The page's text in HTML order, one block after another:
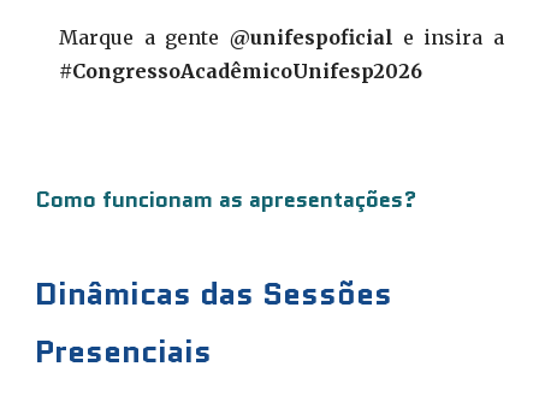
Marque a gente @unifespoficial e insira a
#CongressoAcadêmicoUnifesp2026
Como funcionam as apresentações?
Dinâmicas das Sessões
Presenciais